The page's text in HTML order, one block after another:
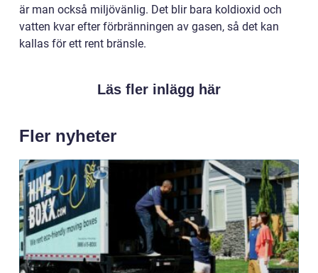
är man också miljövänlig. Det blir bara koldioxid och
vatten kvar efter förbränningen av gasen, så det kan
kallas för ett rent bränsle.
Läs fler inlägg här
Fler nyheter